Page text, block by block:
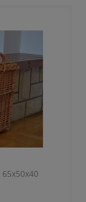
65x50x40